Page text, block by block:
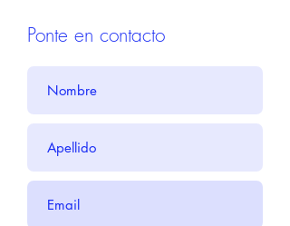
Ponte en contacto